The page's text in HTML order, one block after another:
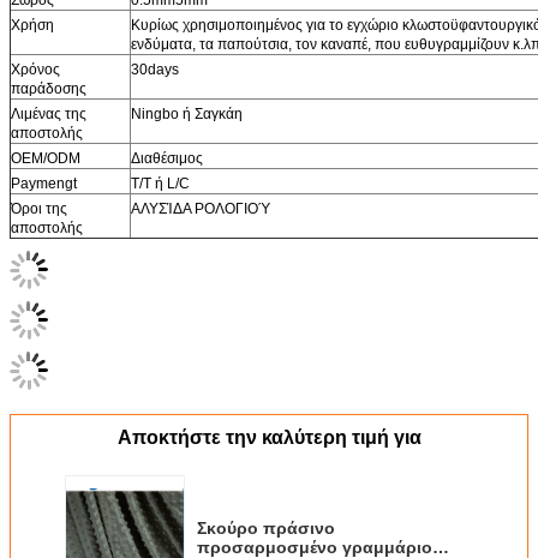
Χρήση
Κυρίως χρησιμοποιημένος για το εγχώριο
ενδύματα, τα παπούτσια, τον καναπέ, που ευθυγραμμίζουν
Χρόνος
παράδοσης
30days
Λιμένας της
αποστολής
Ningbo ή Σαγκάη
OEM/ODM
Διαθέσιμος
Paymengt
T/T ή L/C
Όροι της
αποστολής
ΑΛΥΣΊΔΑ ΡΟΛΟΓΙΟΎ
Αποκτήστε την καλύτερη τιμή για
Σκούρο πράσινο
προσαρμοσμένο γραμμάριο